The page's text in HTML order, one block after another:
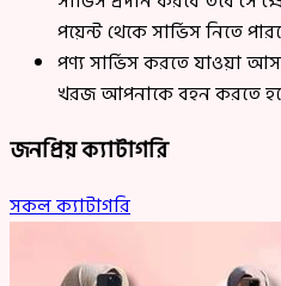
পয়েন্ট থেকে সার্ভিস নিতে
পণ্য সার্ভিস করতে যাওয়া
খরজ আপনাকে বহন করতে
জনপ্রিয় ক্যাটাগরি
সকল ক্যাটাগরি